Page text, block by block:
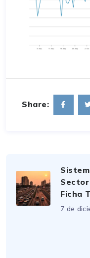
Share:
Ficha
7 de